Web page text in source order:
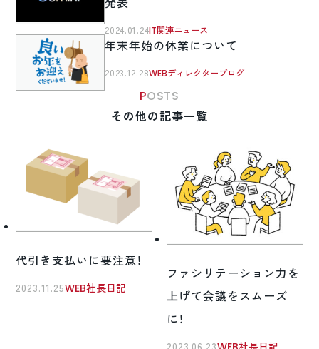
発表
2024.01.24IT関連ニュース
年末年始の休業について
2023.12.28WEBディレクターブログ
POSTS
その他の記事一覧
代引き支払いに要注意！
2023.11.25WEB社長日記
ファシリテーション力を
上げて会議をスムーズ
に！